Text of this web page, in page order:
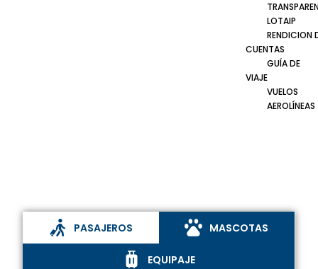
LOTAIP
RENDICION
CUENTAS
GUÍA DE
VIAJE
VUELOS
AEROLÍNEAS
PASAJEROS MASCOTAS
EQUIPAJE